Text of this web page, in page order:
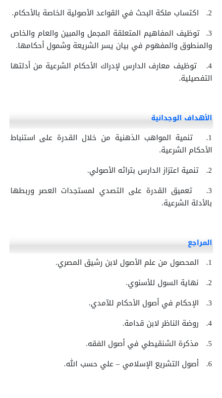
2.
اكتساب ملكة البحث في القواعد الأصولية الخاصة بالأحكام.
3.
توظيف المفاهيم المتعلقة المجمل والمبين والعام والخاص
والمنطوق والمفهوم في بيان يسر الشريعة وشمول أحكامها.
4.
توظيف معارف الدارس لإدراك الأحكام الشرعية من أدلتها
التفصيلية.
الأهداف الوجدانية
1.
تنمية المواهب الذهنية من خلال القدرة على استنباط
الأحكام الشرعية.
2.
تنمية اعتزاز الدارس بتراثه الأصولي.
3.
تعميق القدرة على التصدي لمستجدات العصر وربطها
بالأدلة الشرعية.
المراجع
1.
المحصول من علم الأصول لابن رشيق المصري.
2.
نهاية السول للأسنوي.
3.
الإحكام في أصول الأحكام للآمدي.
4.
روضة الناظر لابن قدامة.
5.
مذكرة الشنقيطي في أصول الفقه.
6.
أصول التشريع الإسلامي – علي حسب الله.